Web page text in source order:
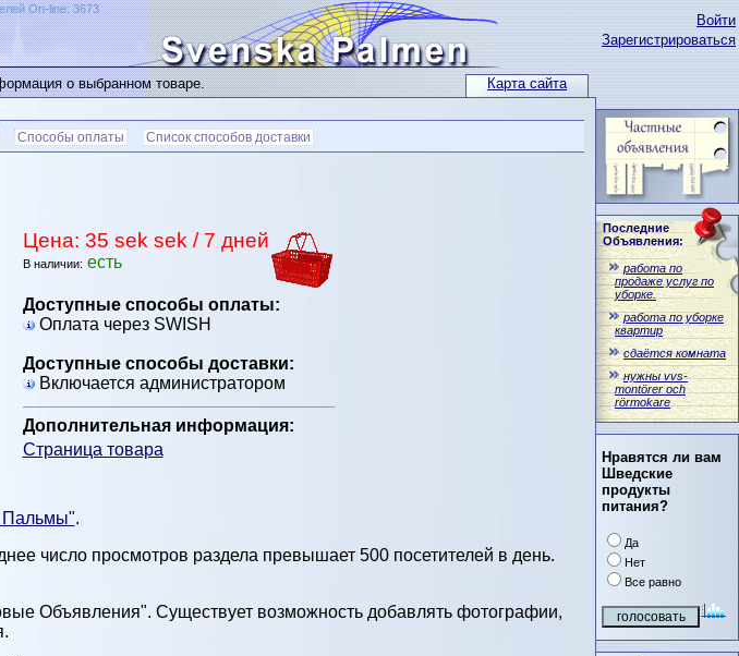
Карта сайта
Войти
Зарегистрироваться
Последние
Объявления:
работа по
продаже услуг по
уборке.
работа по уборке
квартир
сдаётся комната
нужны vvs-
montörer och
rörmokare
Нравятся ли вам
Шведские
продукты
питания?
Да
Нет
Все равно
On-line: 3673
о выбранном товаре.
Способы оплаты Список способов доставки
Цена: 35 sek sek / 7 дней
В наличии: есть
Доступные способы оплаты:
Оплата через SWISH
Доступные способы доставки:
Включается администратором
Дополнительная информация:
Страница товара
Пальмы".
число просмотров раздела превышает 500 посетителей в день.
Объявления". Существует возможность добавлять фотографии,